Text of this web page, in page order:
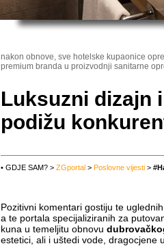
nakon obnove, sve hotelske kupaonice
premium branda u proizvodnji sanitarne
Luksuzni dizajn
podižu
• GDJE SAM? > ZGportal > Poslovne vijesti >
Pozitivni komentari gostiju te
a te portala specijaliziranih za
kuna u temeljitu obnovu
estetici, ali i uštedi vode, dragocjene